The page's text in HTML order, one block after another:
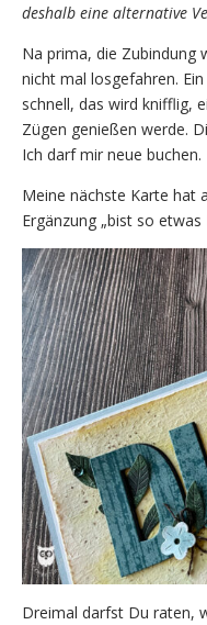
deshalb eine alternative
Na prima, die Zubindung
nicht mal losgefahren.
schnell, das wird knifflig,
Zügen genießen werde.
Ich darf mir neue buchen.
Meine nächste Karte hat
Ergänzung „bist so etwas
Dreimal darfst Du raten,